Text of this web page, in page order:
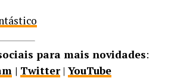
para mais novidades:
| Twitter| YouTube